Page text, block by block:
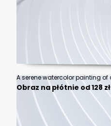
Obraz na płótnie od 128 zł